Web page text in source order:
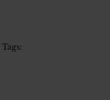
Tags: